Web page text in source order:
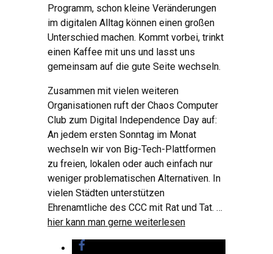
Programm, schon kleine Veränderungen
im digitalen Alltag können einen großen
Unterschied machen. Kommt vorbei, trinkt
einen Kaffee mit uns und lasst uns
gemeinsam auf die gute Seite wechseln.
Zusammen mit vielen weiteren
Organisationen ruft der Chaos Computer
Club zum Digital Independence Day auf:
An jedem ersten Sonntag im Monat
wechseln wir von Big-Tech-Plattformen
zu freien, lokalen oder auch einfach nur
weniger problematischen Alternativen. In
vielen Städten unterstützen
Ehrenamtliche des CCC mit Rat und Tat. …
hier kann man gerne weiterlesen